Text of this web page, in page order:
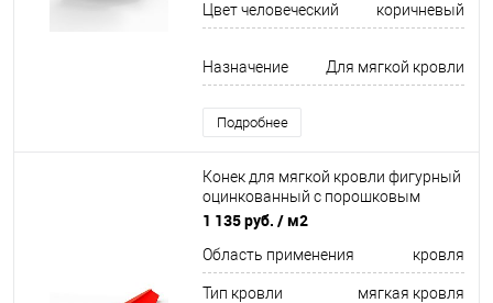
Цвет человеческий коричневый
Назначение Для мягкой кровли
Подробнее
Конек для мягкой кровли фигурный
оцинкованный c порошковым
покрытием 0,45мм RAL 3026
1 135 руб. / м2
Область применения кровля
Тип кровли мягкая кровля